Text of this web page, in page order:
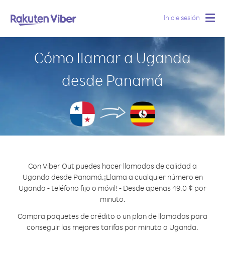
Inicie sesión
Cómo llamar a Uganda
desde Panamá
Con Viber Out puedes hacer llamadas de calidad a
Uganda desde Panamá.¡Llama a cualquier número en
Uganda - teléfono fijo o móvil! - Desde apenas 49.0 ¢ por
minuto.
Compra paquetes de crédito o un plan de llamadas para
conseguir las mejores tarifas por minuto a Uganda.